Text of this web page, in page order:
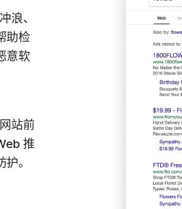
浪、
助检
意软
站前
推
。